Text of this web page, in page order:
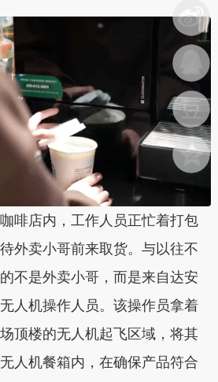
店内，工作人员正忙着打包
外卖小哥前来取货。与以往不
不是外卖小哥，而是来自达安
人机操作人员。该操作员拿着
顶楼的无人机起飞区域，将其
人机餐箱内，在确保产品符合